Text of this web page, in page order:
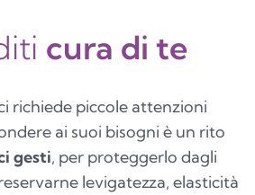
cura di te
richiede piccole attenzioni
ai suoi bisogni è un rito
gesti, per proteggerlo dagli
levigatezza, elasticità